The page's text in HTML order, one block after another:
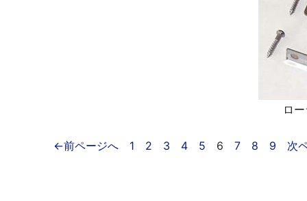
ロ
←前ページへ 1 2 3 4 5 6 7 8 9 次